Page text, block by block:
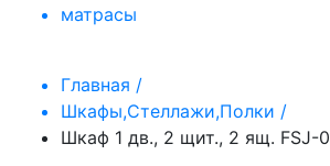
матрасы
Главная /
Шкафы,Стеллажи,Полки /
Шкаф 1 дв., 2 щит., 2 ящ. FSJ-